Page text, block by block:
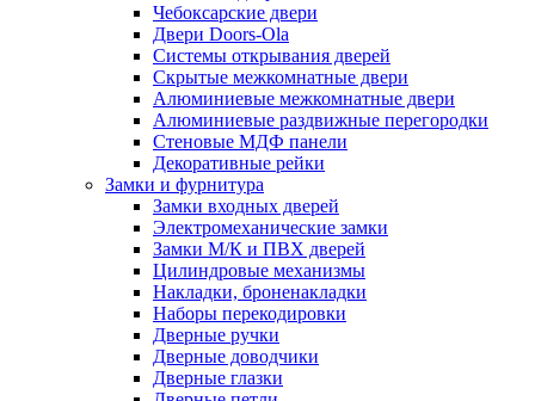
Чебоксарские двери
Двери Doors-Ola
Системы открывания дверей
Скрытые межкомнатные двери
Алюминиевые межкомнатные двери
Алюминиевые раздвижные перегородки
Стеновые МДФ панели
Декоративные рейки
Замки и фурнитура
Замки входных дверей
Электромеханические замки
Замки М/К и ПВХ дверей
Цилиндровые механизмы
Накладки, броненакладки
Наборы перекодировки
Дверные ручки
Дверные доводчики
Дверные глазки